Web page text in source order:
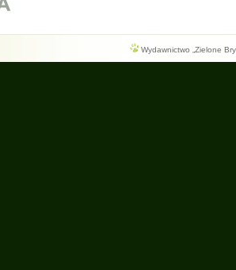
Wydawnictwo „Zielone